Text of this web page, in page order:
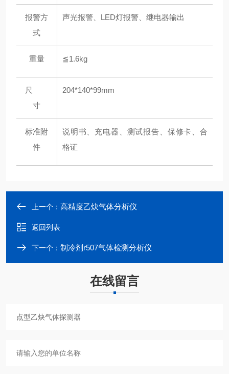
报警方
式
声光报警、LED灯报警、继电器输出
重量 ≦1.6kg
尺
寸
204*140*99mm
标准附
件
说明书、充电器、测试报告、保修卡、合
格证
上一个： 高精度乙炔气体分析仪
返回列表
下一个： 制冷剂r507气体检测分析仪
在线留言